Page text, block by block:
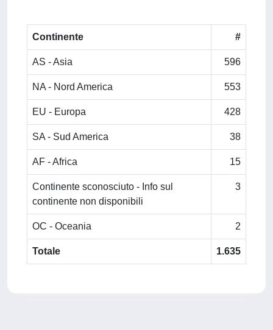
Continente #
AS - Asia 596
NA - Nord America 553
EU - Europa 428
SA - Sud America 38
AF - Africa 15
Continente sconosciuto - Info sul
continente non disponibili
3
OC - Oceania 2
Totale 1.635